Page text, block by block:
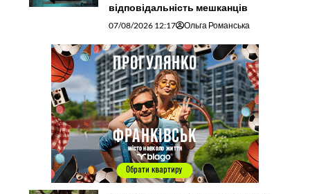
відповідальність мешканців
07/08/2026 12:17 Ольга Романська